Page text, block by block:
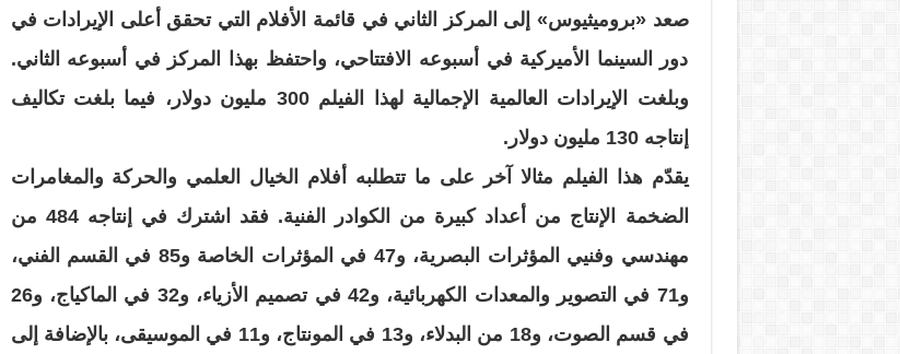
صعد «بروميثيوس» إلى المركز الثاني في قائمة الأفلام التي تحقق أعلى الإيرادات في
دور السينما الأميركية في أسبوعه الافتتاحي، واحتفظ بهذا المركز في أسبوعه الثاني.
وبلغت الإيرادات العالمية الإجمالية لهذا الفيلم 300 مليون دولار، فيما بلغت تكاليف
إنتاجه 130 مليون دولار.
يقدّم هذا الفيلم مثالا آخر على ما تتطلبه أفلام الخيال العلمي والحركة والمغامرات
الضخمة الإنتاج من أعداد كبيرة من الكوادر الفنية. فقد اشترك في إنتاجه 484 من
مهندسي وفنيي المؤثرات البصرية، و47 في المؤثرات الخاصة و85 في القسم الفني،
و71 في التصوير والمعدات الكهربائية، و42 في تصميم الأزياء، و32 في الماكياج، و26
في قسم الصوت، و18 من البدلاء، و13 في المونتاج، و11 في الموسيقى، بالإضافة إلى